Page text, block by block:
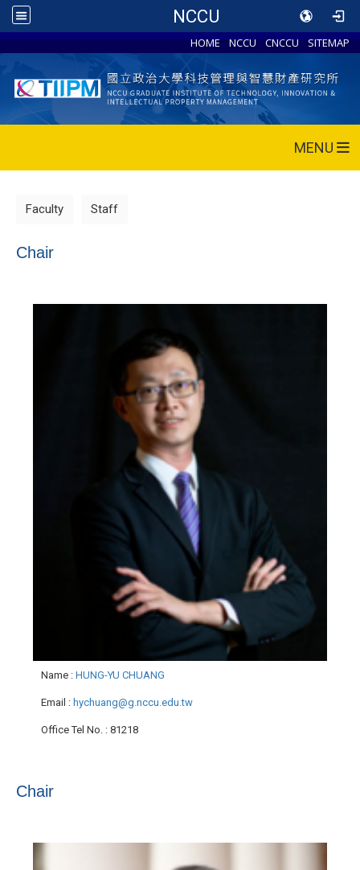
NCCU
HOME NCCU CNCCU SITEMAP
MENU
Faculty Staff
Chair
Name : HUNG-YU CHUANG
Email : hychuang@g.nccu.edu.tw
Office Tel No. : 81218
Chair